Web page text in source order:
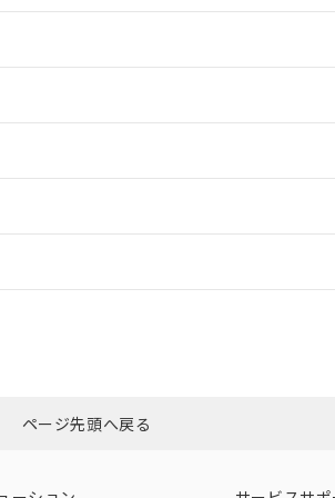
ら
（アメリカ
ページ先頭へ戻る